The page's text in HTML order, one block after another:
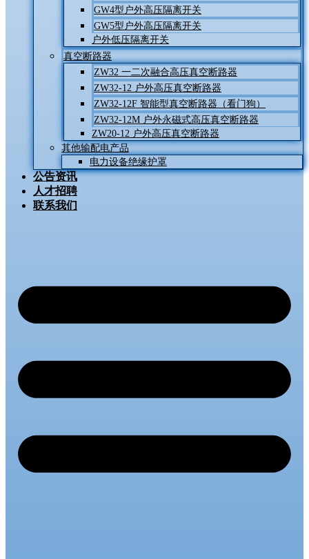
GW4型户外高压隔离开关
GW5型户外高压隔离开关
户外低压隔离开关
真空断路器
ZW32 一二次融合高压真空断路器
ZW32-12 户外高压真空断路器
ZW32-12F 智能型真空断路器（看门狗）
ZW32-12M 户外永磁式高压真空断路器
ZW20-12 户外高压真空断路器
其他输配电产品
电力设备绝缘护罩
公告资讯
人才招聘
联系我们